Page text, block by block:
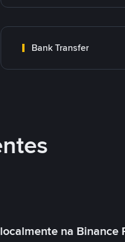
Bank Transfer
na Binance